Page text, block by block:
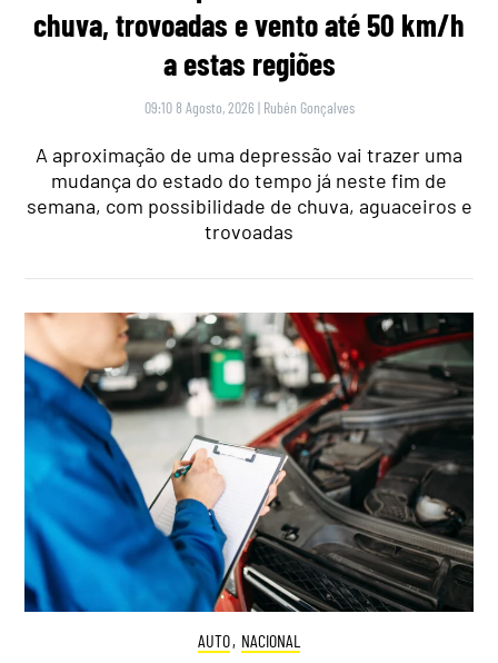
chuva, trovoadas e vento até 50 km/h
a estas regiões
09:10 8 Agosto, 2026 | Rubén Gonçalves
A aproximação de uma depressão vai trazer uma
mudança do estado do tempo já neste fim de
semana, com possibilidade de chuva, aguaceiros e
trovoadas
AUTO, NACIONAL